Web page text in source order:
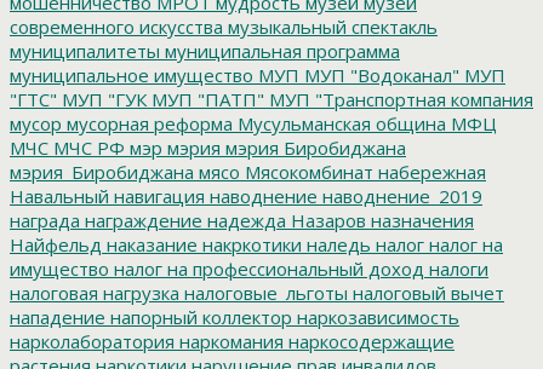
современного искусства музыкальный спектакль
муниципалитеты муниципальная программа
муниципальное имущество МУП МУП "Водоканал" МУП
"ГТС" МУП "ГУК МУП "ПАТП" МУП "Транспортная компания
мусор мусорная реформа Мусульманская община МФЦ
МЧС МЧС РФ мэр мэрия мэрия Биробиджана
мэрия_Биробиджана мясо Мясокомбинат набережная
Навальный навигация наводнение наводнение_2019
награда награждение надежда Назаров назначения
Найфельд наказание накркотики наледь налог налог на
имущество налог на профессиональный доход налоги
налоговая нагрузка налоговые_льготы налоговый вычет
нападение напорный коллектор наркозависимость
нарколаборатория наркомания наркосодержащие